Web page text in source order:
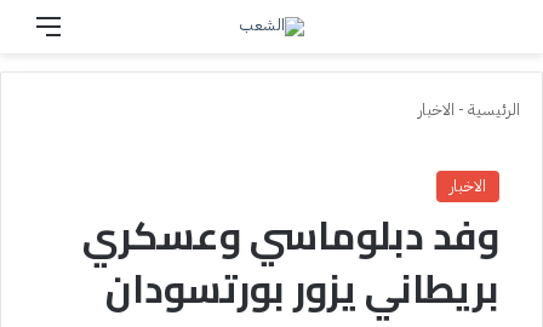
بحث عن
الرئيسية - الاخبار
الاخبار
وفد دبلوماسي وعسكري
بريطاني يزور بورتسودان